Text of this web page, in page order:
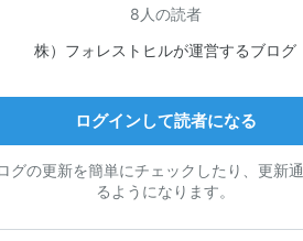
8人の読者
株）フォレストヒルが運営するブログ
ログインして読者になる
グの更新を簡単にチェックしたり、更新
るようになります。